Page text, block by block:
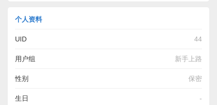
个人资料
UID 44
用户组 新手上路
性别 保密
生日 -